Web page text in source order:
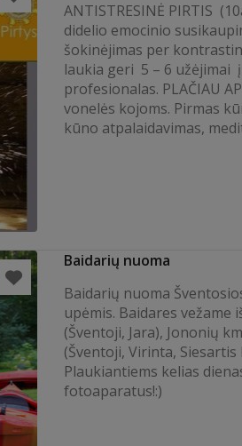
ANTISTRESINĖ PIRTIS
didelio emocinio
šokinėjimas per
laukia geri 5 – 6 užėjimai
profesionalas. PLAČIAU
vonelės kojoms. Pirmas
kūno atpalaidavimas,
Baidarių nuoma
Baidarių nuoma
upėmis. Baidares
(Šventoji, Jara), Jononių
(Šventoji, Virinta,
Plaukiantiems kelias
fotoaparatus!:)